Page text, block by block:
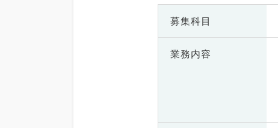
募集科目
業務内容